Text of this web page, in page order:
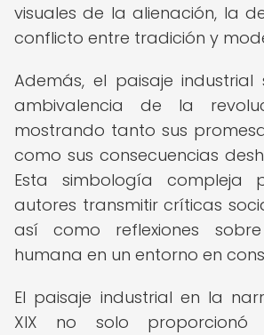
visuales de la alienación, la
conflicto entre tradición y
Además, el paisaje industrial
ambivalencia de la
mostrando tanto sus
como sus consecuencias
Esta simbología compleja
autores transmitir críticas
así como reflexiones
humana en un entorno en
El paisaje industrial en la
XIX no solo proporcionó